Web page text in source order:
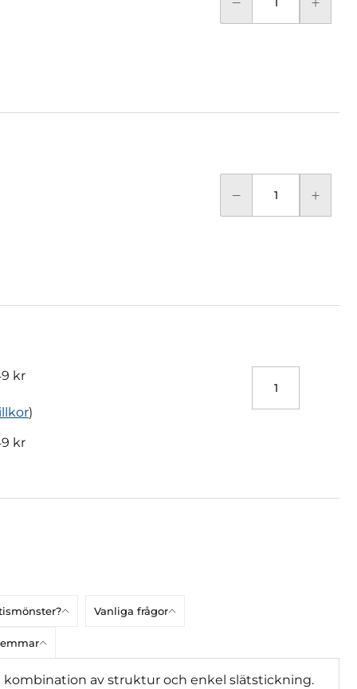
kr
)
kr
Vanliga frågor
kombination av struktur och enkel slätstickning.